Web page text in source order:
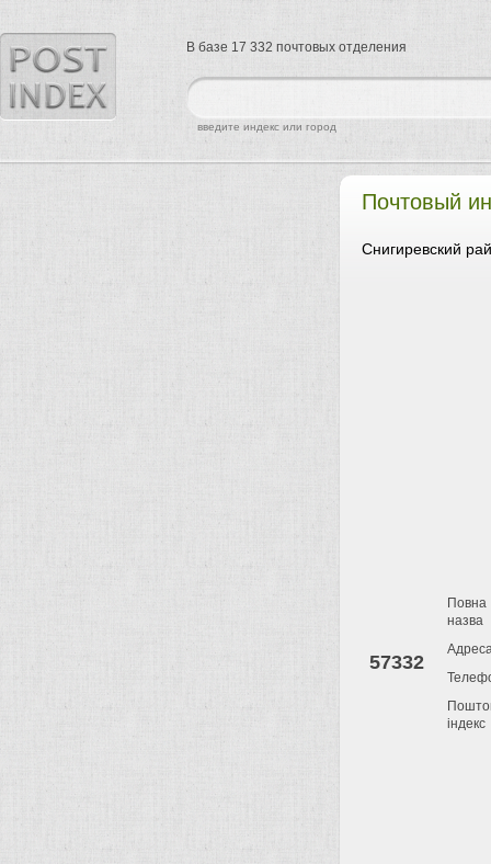
Почтовый
Снигиревский
57332
Повна
назва
індекс
найти
введите индекс или город
В базе 17 332 почтовых отделения